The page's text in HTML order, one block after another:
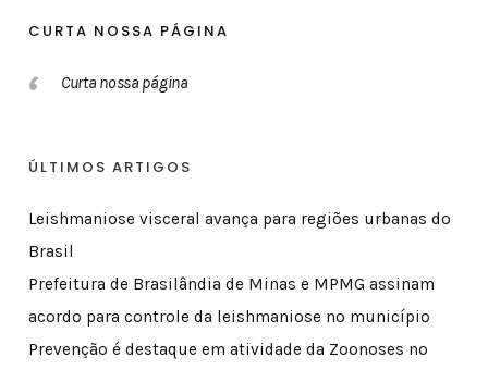
CURTA NOSSA PÁGINA
Curta nossa página
ÚLTIMOS ARTIGOS
Leishmaniose visceral avança para regiões urbanas do
Brasil
Prefeitura de Brasilândia de Minas e MPMG assinam
acordo para controle da leishmaniose no município
Prevenção é destaque em atividade da Zoonoses no